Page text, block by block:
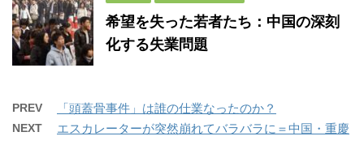
希望を失った若者たち：中国の深刻
化する失業問題
PREV 「頭蓋骨事件」は誰の仕業なったのか？
NEXT エスカレーターが突然崩れてバラバラに＝中国・重慶